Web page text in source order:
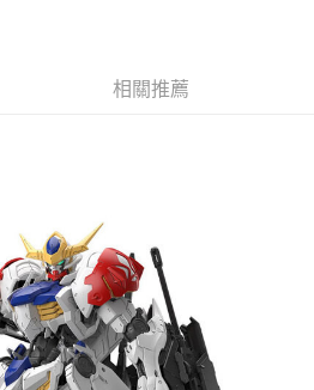
金額請依後續交易確認頁面所載為準。
哥付你分期」於每月結算日後寄送繳費提
擇「超商條碼／台灣大直營門市／銀行轉
」等通路繳費。
限公司」（以下簡稱本公司）所提供，讓
買商品或服務，並由商店將買賣／分期付款
約使用本公司帳單繳交帳款。
以上)免運費
以上)免運費
以上)免運費
相關推薦